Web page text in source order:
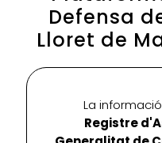
Defensa
Lloret de
La
Registre